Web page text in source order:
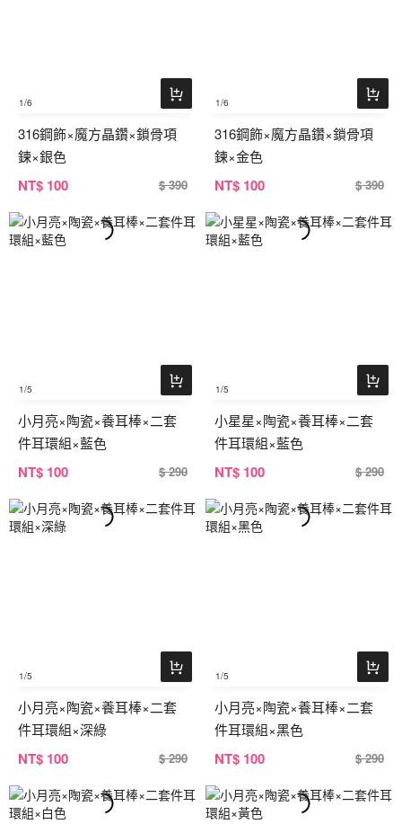
1/6
316鋼飾×魔方晶鑽×鎖骨項
鍊×銀色
NT$ 100 $ 390
1/6
316鋼飾×魔方晶鑽×鎖骨項
鍊×金色
NT$ 100 $ 390
1/5
小月亮×陶瓷×養耳棒×二套
件耳環組×藍色
NT$ 100 $ 290
1/5
小星星×陶瓷×養耳棒×二套
件耳環組×藍色
NT$ 100 $ 290
1/5
小月亮×陶瓷×養耳棒×二套
件耳環組×深綠
NT$ 100 $ 290
1/5
小月亮×陶瓷×養耳棒×二套
件耳環組×黑色
NT$ 100 $ 290